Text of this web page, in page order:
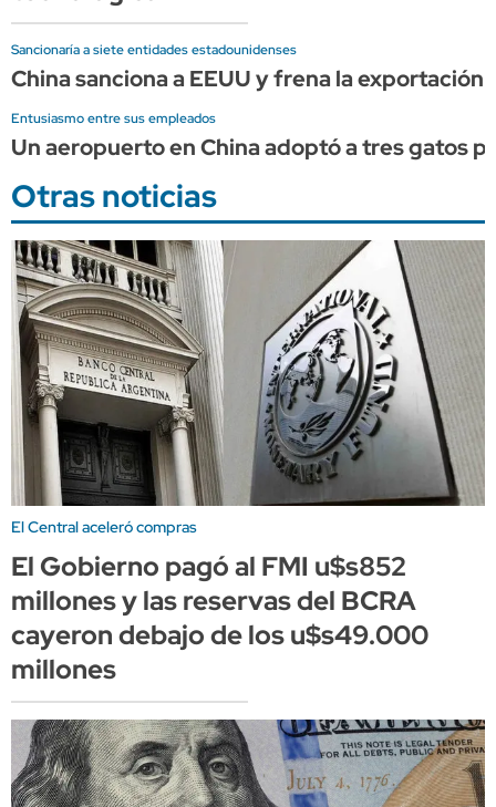
Sancionaría a siete entidades estadounidenses
China sanciona a EEUU y frena la
Entusiasmo entre sus empleados
Un aeropuerto en China adoptó a tres gatos
Otras noticias
El Central aceleró compras
El Gobierno pagó al FMI u$s852
millones y las reservas del BCRA
cayeron debajo de los u$s49.000
millones